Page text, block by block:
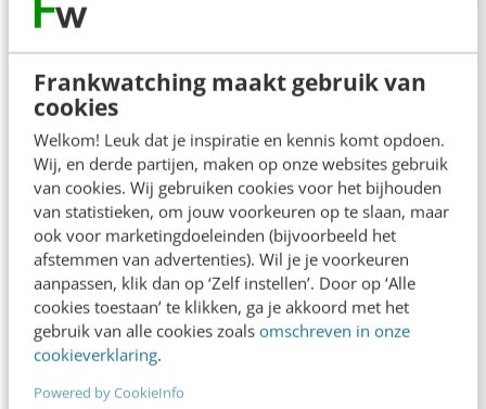
Frankwatching maakt gebruik van
cookies
Welkom! Leuk dat je inspiratie en kennis komt opdoen.
Wij, en derde partijen, maken op onze websites gebruik
van cookies. Wij gebruiken cookies voor het bijhouden
van statistieken, om jouw voorkeuren op te slaan, maar
ook voor marketingdoeleinden (bijvoorbeeld het
afstemmen van advertenties). Wil je je voorkeuren
aanpassen, klik dan op ‘Zelf instellen’. Door op ‘Alle
cookies toestaan’ te klikken, ga je akkoord met het
gebruik van alle cookies zoals omschreven in onze
cookieverklaring.
Powered by CookieInfo
meeste mensen wordt gevolgd. Ik zou juist
pleiten voor diversiteit, want dan is er voor
ieder wat wils. Dat lijkt mij sociaal.